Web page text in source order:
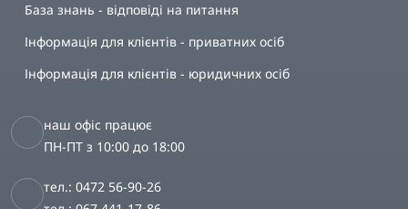
База знань - відповіді на питання
Інформація для клієнтів - приватних осіб
Інформація для клієнтів - юридичних осіб
наш офіс працює
ПН-ПТ з 10:00 до 18:00
тел.: 0472 56-90-26